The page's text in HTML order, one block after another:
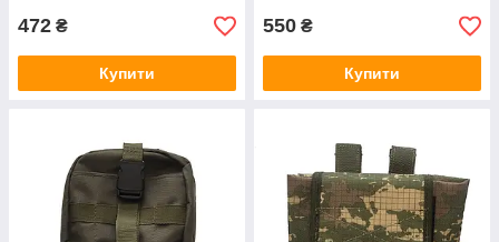
472 ₴
Купити
550 ₴
Купити